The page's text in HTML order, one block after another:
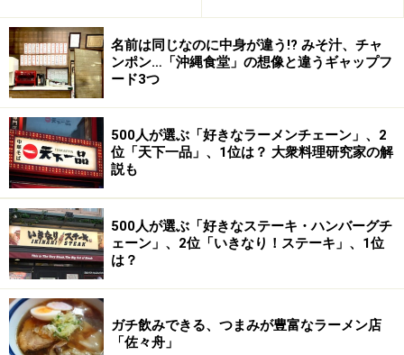
ーストも加えることで、コクとまろやかさのバランスが
最高！ 添えられたピタパンにつけて食べると相性抜
群！
フムスとタッブーリ
パセリのサラダ「タッブーリ」は、パセリのみじん切り
にトマトやクスクスを合わせています。パセリたっぷり
ですが、苦すぎることはありません。素材の味わいを存
分にいかした香り高い仕上がりです。
名前は同じなのに中身が違う!? みそ汁、チャ
ンポン…「沖縄食堂」の想像と違うギャップフ
ード3つ
500人が選ぶ「好きなラーメンチェーン」、2
位「天下一品」、1位は？ 大衆料理研究家の解
説も
500人が選ぶ「好きなステーキ・ハンバーグチ
ェーン」、2位「いきなり！ステーキ」、1位
は？
ガチ飲みできる、つまみが豊富なラーメン店
「佐々舟」